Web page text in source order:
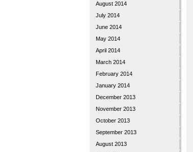
August 2014
July 2014
June 2014
May 2014
April 2014
March 2014
February 2014
January 2014
December 2013
November 2013
October 2013
September 2013
August 2013